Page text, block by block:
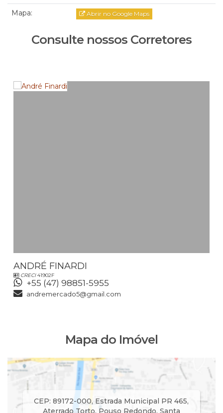
Mapa: Abrir no Google Maps
Consulte nossos Corretores
ANDRÉ FINARDI
CRECI41902F
+55 (47) 98851-5955
andremercado5@gmail.com
Mapa do Imóvel
CEP: 89172-000, Estrada Municipal PR 465,
Aterrado Torto, Pouso Redondo, Santa